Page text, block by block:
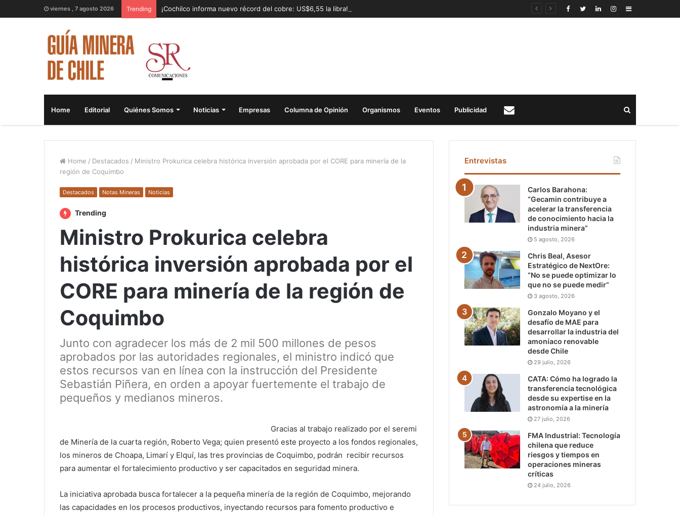
viernes , 7 agosto 2026 Trending ¡Cochilco informa nuevo récord del cobre: US$6,55 la libra! Sidebar
Home Editorial Quiénes Somos Noticias Empresas Columna de Opinión Organismos Eventos Publicidad
Home / Destacados / Ministro Prokurica celebra histórica inversión aprobada por el CORE para minería de la
región de Coquimbo
Destacados Notas Mineras Noticias
Trending
Ministro Prokurica celebra
histórica inversión aprobada por el
CORE para minería de la región de
Coquimbo
Junto con agradecer los más de 2 mil 500 millones de pesos
aprobados por las autoridades regionales, el ministro indicó que
estos recursos van en línea con la instrucción del Presidente
Sebastián Piñera, en orden a apoyar fuertemente el trabajo de
pequeños y medianos mineros.
Gracias al trabajo realizado por el seremi
de Minería de la cuarta región, Roberto Vega; quien presentó este proyecto a los fondos regionales,
los mineros de Choapa, Limarí y Elquí, las tres provincias de Coquimbo, podrán recibir recursos
para aumentar el fortalecimiento productivo y ser capacitados en seguridad minera.
La iniciativa aprobada busca fortalecer a la pequeña minería de la región de Coquimbo, mejorando
las capacidades en los procesos productivos, inyectando recursos para fomento productivo e
Entrevistas
Carlos Barahona:
“Gecamin contribuye a
acelerar la transferencia
de conocimiento hacia la
industria minera”
5 agosto, 2026
Chris Beal, Asesor
Estratégico de NextOre:
“No se puede optimizar lo
que no se puede medir”
3 agosto, 2026
Gonzalo Moyano y el
desafío de MAE para
desarrollar la industria del
amoníaco renovable
desde Chile
29 julio, 2026
CATA: Cómo ha logrado la
transferencia tecnológica
desde su expertise en la
astronomía a la minería
27 julio, 2026
FMA Industrial: Tecnología
chilena que reduce
riesgos y tiempos en
operaciones mineras
críticas
24 julio, 2026